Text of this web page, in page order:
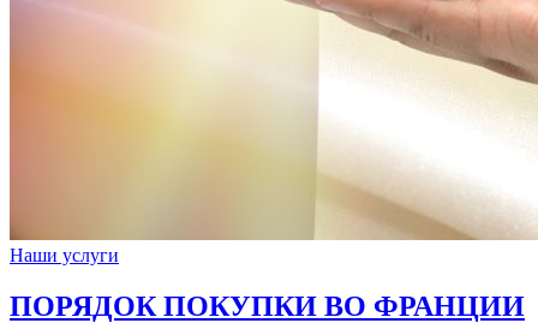
Наши услуги
ПОРЯДОК ПОКУПКИ ВО ФРАНЦИИ